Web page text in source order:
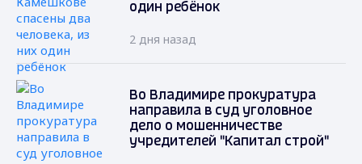
один ребёнок
2 дня назад
Во Владимире прокуратура
направила в суд уголовное
дело о мошенничестве
учредителей "Капитал строй"